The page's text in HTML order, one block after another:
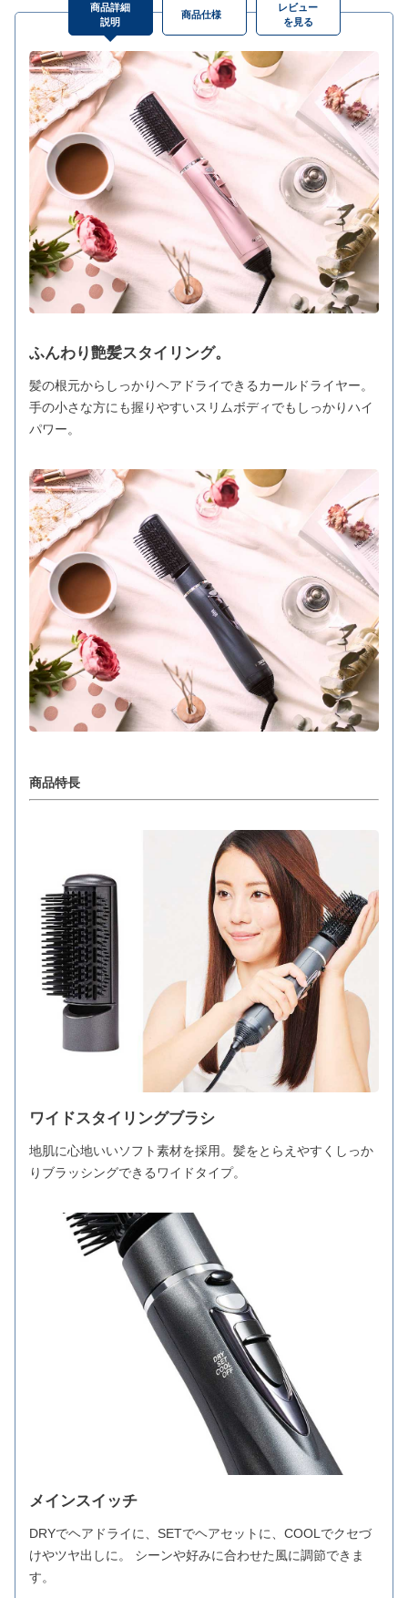
商品詳細
説明
ふんわり艶髪スタイリング。
髪の根元からしっかりヘアドライできるカールドライヤー。
手の小さな方にも握りやすいスリムボディでもしっかりハイ
パワー。
商品特長
ワイドスタイリングブラシ
地肌に心地いいソフト素材を採用。髪をとらえやすくしっか
りブラッシングできるワイドタイプ。
メインスイッチ
DRYでヘアドライに、SETでヘアセットに、COOLでクセづ
けやツヤ出しに。 シーンや好みに合わせた風に調節できま
す。
商品仕様
レビュー
を見る